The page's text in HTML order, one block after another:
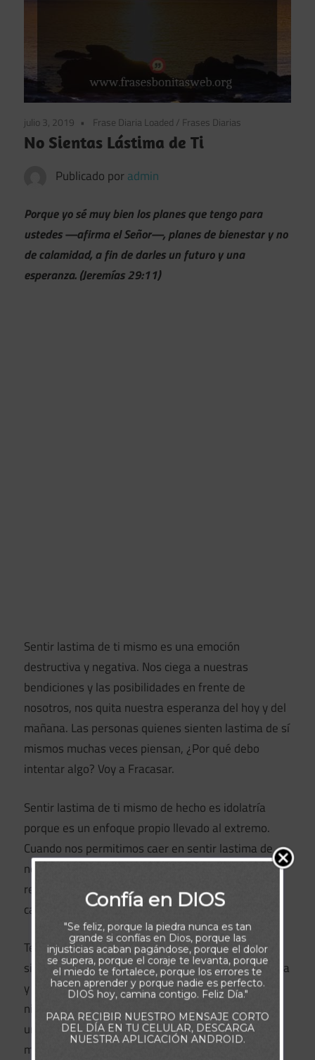
julio 3, 2019 Frase Diaria Loaded / Frases Diarias
No Sientas Lástima de Ti
Publicado por admin
Porque yo sé muy bien los planes que tengo para
ustedes —afirma el Señor—, planes de bienestar y no
de calamidad, a fin de darles un futuro y una
esperanza. (Jeremías 29:11)
Sentir lastima de ti mismo es una emoción
destructiva y negativa. Nos ciega a nuestras
bendiciones y las posibilidades en frente de
nosotros, nos quita nuestra esperanza del hoy y del
mañana. Las personas quienes sienten lastima de sí
mismos muchas veces piensan, ¿Por qué debo
intentar algo? Voy a Fracasar.
Sentir lastima de ti mismo de hecho es idolatría
porque es un enfoque propio llevado al extremo.
Cuando nos permitimos caer en sentir lastima de
nosotros mismos, estamos esencialmente
rechazando el amor de Dios y Su habilidad para
cambiar las cosas.
Te animo a no desperdiciar un día más de tu vida
sintiendo lastima de ti. Cuando pierdes la esperanza
y empiezas a sentir pena de ti, detente y di: “Me
niego a sentir pena de mí. ¡Tal vez ahora estoy en
una época difícil, pero no dejaré de esperar cosas
mejores!”
Confía en DIOS
"Se feliz, porque la piedra nunca es tan
grande si confías en Dios, porque las
injusticias acaban pagándose, porque el dolor
se supera, porque el coraje te levanta, porque
el miedo te fortalece, porque los errores te
hacen aprender y porque nadie es perfecto.
DIOS hoy, camina contigo. Feliz Día."
PARA RECIBIR NUESTRO MENSAJE CORTO
DEL DÍA EN TU CELULAR, DESCARGA
NUESTRA APLICACIÓN ANDROID.